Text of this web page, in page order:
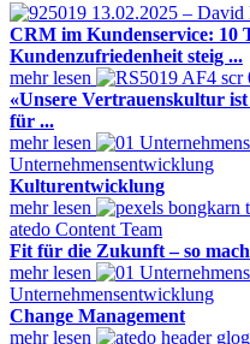
13.02.2025 – David
CRM im Kundenservice: 10
Kundenzufriedenheit steig ...
mehr lesen
«Unsere Vertrauenskultur ist
für ...
mehr lesen
Unternehmensentwicklung
Kulturentwicklung
mehr lesen
atedo Content Team
Fit für die Zukunft – so
mehr lesen
Unternehmensentwicklung
Change Management
mehr lesen